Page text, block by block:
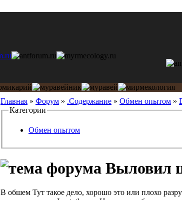
Главная » Форум » .Содержание » Обмен опытом »
Категории
Обмен опытом
Выловил
В обшем Тут такое дело, хорошо это или плохо